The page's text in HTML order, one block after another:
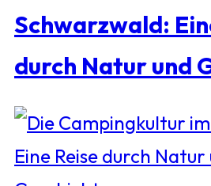
Schwarzwald:
durch Natur und